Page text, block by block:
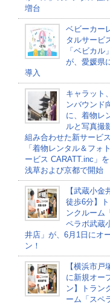
増台
ベビーカー
タルサービ
「ベビカル」
が、愛媛県
導入
キャラット
ンバウンド
に、着物レ
ルと写真撮
組み合わせた新サービス
「着物レンタル＆フォ
ービス CARATT.inc」を
浅草および京都で開始
【武蔵小金
徒歩6分】ト
ンクルーム
ペラボ武蔵
井店」が、6月1日にオ
ン！
【横浜市戸
に新規オー
ン】トラン
ーム「スペ